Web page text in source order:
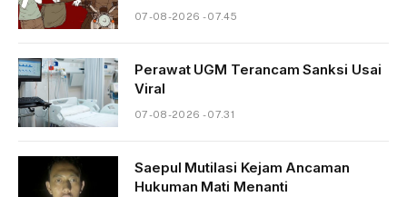
07-08-2026 - 07.45
Perawat UGM Terancam Sanksi Usai
Viral
07-08-2026 - 07.31
Saepul Mutilasi Kejam Ancaman
Hukuman Mati Menanti